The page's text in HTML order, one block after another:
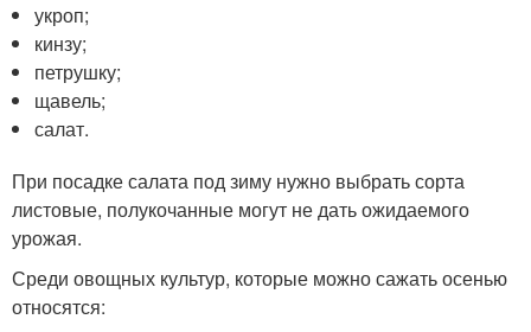
укроп;
кинзу;
петрушку;
щавель;
салат.
При посадке салата под зиму нужно выбрать сорта
листовые, полукочанные могут не дать ожидаемого
урожая.
Среди овощных культур, которые можно сажать осенью
относятся: